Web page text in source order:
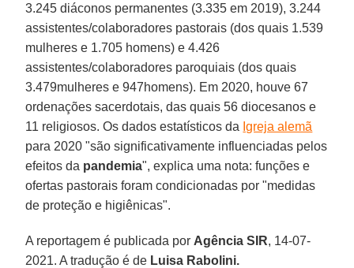
3.245 diáconos permanentes (3.335 em 2019), 3.244
assistentes/colaboradores pastorais (dos quais 1.539
mulheres e 1.705 homens) e 4.426
assistentes/colaboradores paroquiais (dos quais
3.479mulheres e 947homens). Em 2020, houve 67
ordenações sacerdotais, das quais 56 diocesanos e
11 religiosos. Os dados estatísticos da Igreja alemã
para 2020 "são significativamente influenciadas pelos
efeitos da pandemia", explica uma nota: funções e
ofertas pastorais foram condicionadas por "medidas
de proteção e higiênicas".
A reportagem é publicada por Agência SIR, 14-07-
2021. A tradução é de Luisa Rabolini.